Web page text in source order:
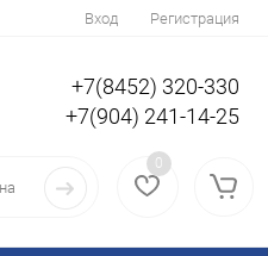
Вход Регистрация
+7(8452) 320-330
+7(904) 241-14-25
0